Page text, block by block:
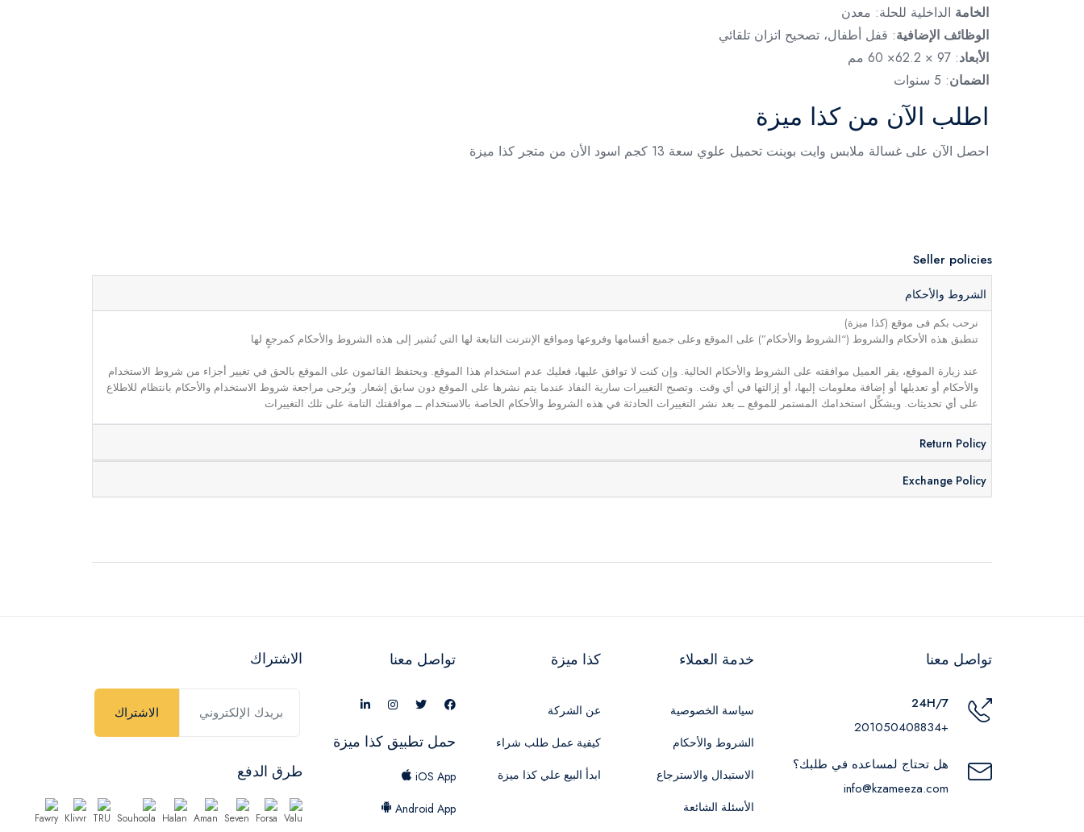
الخامة الداخلية للحلة: معدن
الوظائف الإضافية: قفل أطفال، تصحيح اتزان تلقائي
الأبعاد: 97 × 62.2× 60 مم
الضمان: 5 سنوات
اطلب الآن من كذا ميزة
احصل الآن على غسالة ملابس وايت بوينت تحميل علوي سعة 13 كجم اسود الأن من متجر كذا ميزة
Seller policies
الشروط والأحكام
نرحب بكم فى موقع (كذا ميزة)
تنطبق هذه الأحكام والشروط (“الشروط والأحكام”) على الموقع وعلى جميع أقسامها وفروعها ومواقع الإنترنت التابعة لها التي تُشير إلى هذه الشروط والأحكام كمرجعٍ لها
عند زيارة الموقع، يقر العميل موافقته على الشروط والأحكام الحالية. وإن كنت لا توافق عليها، فعليك عدم استخدام هذا الموقع. ويحتفظ القائمون على الموقع بالحق في تغيير أجزاء من شروط الاستخدام
والأحكام أو تعديلها أو إضافة معلومات إليها، أو إزالتها في أي وقت. وتصبح التغييرات سارية النفاذ عندما يتم نشرها على الموقع دون سابق إشعار. ويُرجى مراجعة شروط الاستخدام والأحكام بانتظام للاطلاع
على أي تحديثات. ويشكِّل استخدامك المستمر للموقع ــ بعد نشر التغييرات الحادثة في هذه الشروط والأحكام الخاصة بالاستخدام ــ موافقتك التامة على تلك التغييرات
Return Policy
Exchange Policy
تواصل معنا
24H/7
+201050408834
هل تحتاج لمساعده في طلبك؟
info@kzameeza.com
خدمة العملاء
سياسة الخصوصية
الشروط والأحكام
الاستبدال والاسترجاع
الأسئلة الشائعة
كذا ميزة
عن الشركة
كيفية عمل طلب شراء
ابدأ البيع علي كذا ميزة
تواصل معنا
حمل تطبيق كذا ميزة
iOS App
Android App
الاشتراك
الاشتراك
طرق الدفع